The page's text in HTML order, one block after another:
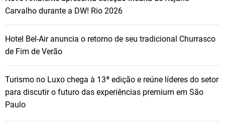
Carvalho durante a DW! Rio 2026
Hotel Bel-Air anuncia o retorno de seu tradicional Churrasco
de Fim de Verão
Turismo no Luxo chega à 13ª edição e reúne líderes do setor
para discutir o futuro das experiências premium em São
Paulo